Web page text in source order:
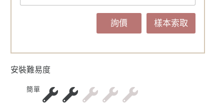
詢價 樣本索取
安裝難易度
簡單